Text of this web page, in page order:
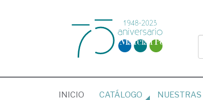
INICIO (CURRENT)
CATÁLOGO NUESTRAS